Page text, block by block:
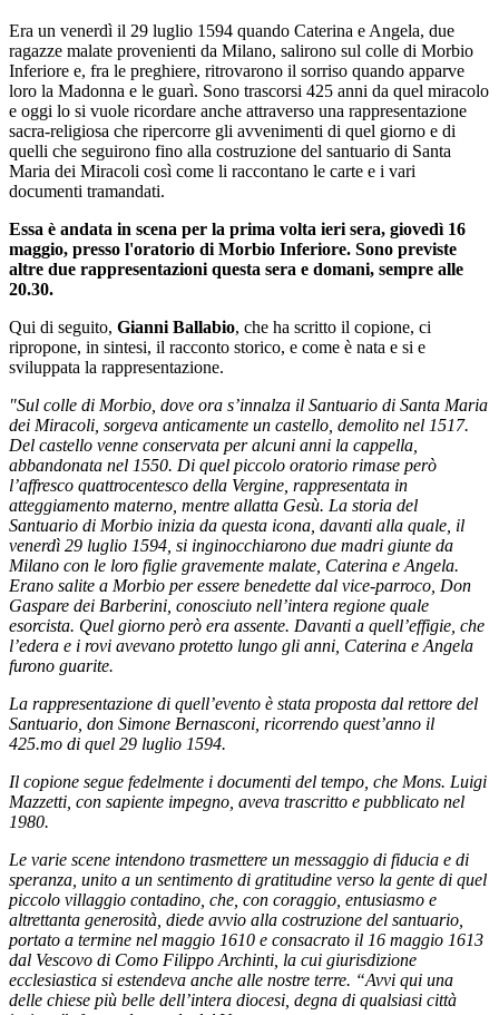
Era un venerdì il 29 luglio 1594 quando Caterina e Angela, due
ragazze malate provenienti da Milano, salirono sul colle di Morbio
Inferiore e, fra le preghiere, ritrovarono il sorriso quando apparve
loro la Madonna e le guarì. Sono trascorsi 425 anni da quel miracolo
e oggi lo si vuole ricordare anche attraverso una rappresentazione
sacra-religiosa che ripercorre gli avvenimenti di quel giorno e di
quelli che seguirono fino alla costruzione del santuario di Santa
Maria dei Miracoli così come li raccontano le carte e i vari
documenti tramandati.
Essa è andata in scena per la prima volta ieri sera, giovedì 16
maggio, presso l'oratorio di Morbio Inferiore. Sono previste
altre due rappresentazioni questa sera e domani, sempre alle
20.30.
Qui di seguito, Gianni Ballabio, che ha scritto il copione, ci
ripropone, in sintesi, il racconto storico, e come è nata e si e
sviluppata la rappresentazione.
"Sul colle di Morbio, dove ora s’innalza il Santuario di Santa Maria
dei Miracoli, sorgeva anticamente un castello, demolito nel 1517.
Del castello venne conservata per alcuni anni la cappella,
abbandonata nel 1550. Di quel piccolo oratorio rimase però
l’affresco quattrocentesco della Vergine, rappresentata in
atteggiamento materno, mentre allatta Gesù. La storia del
Santuario di Morbio inizia da questa icona, davanti alla quale, il
venerdì 29 luglio 1594, si inginocchiarono due madri giunte da
Milano con le loro figlie gravemente malate, Caterina e Angela.
Erano salite a Morbio per essere benedette dal vice-parroco, Don
Gaspare dei Barberini, conosciuto nell’intera regione quale
esorcista. Quel giorno però era assente. Davanti a quell’effigie, che
l’edera e i rovi avevano protetto lungo gli anni, Caterina e Angela
furono guarite.
La rappresentazione di quell’evento è stata proposta dal rettore del
Santuario, don Simone Bernasconi, ricorrendo quest’anno il
425.mo di quel 29 luglio 1594.
Il copione segue fedelmente i documenti del tempo, che Mons. Luigi
Mazzetti, con sapiente impegno, aveva trascritto e pubblicato nel
1980.
Le varie scene intendono trasmettere un messaggio di fiducia e di
speranza, unito a un sentimento di gratitudine verso la gente di quel
piccolo villaggio contadino, che, con coraggio, entusiasmo e
altrettanta generosità, diede avvio alla costruzione del santuario,
portato a termine nel maggio 1610 e consacrato il 16 maggio 1613
dal Vescovo di Como Filippo Archinti, la cui giurisdizione
ecclesiastica si estendeva anche alle nostre terre. “Avvi qui una
delle chiese più belle dell’intera diocesi, degna di qualsiasi città